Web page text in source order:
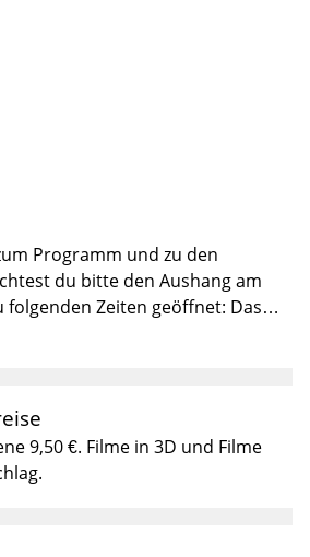
Programm und zu den
du bitte den Aushang am
folgenden Zeiten geöffnet: Das
bis Freitag vier Vorstellungen
Bitte beachtet: Wir
so aktuell wie
wir können keine Garantie
Angaben übernehmen.
9,50 €. Filme in 3D und Filme